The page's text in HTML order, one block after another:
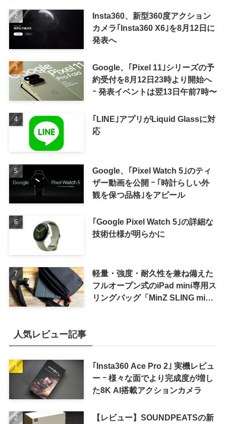
Insta360、新型360度アクション
カメラ｢Insta360 X6｣を8月12日に
発表へ
Google、｢Pixel 11｣シリーズの予
約受付を8月12日23時より開始へ
ｰ 発表イベントは翌13日午前7時〜
｢LINE｣アプリがLiquid Glassに対
応
Google、｢Pixel Watch 5｣のティ
ザー動画を公開 ｰ ｢時計らしい外
観を保つ品格｣をアピール
｢Google Pixel Watch 5｣の詳細な
技術仕様が明らかに
軽量・強度・耐久性を兼ね備えた
フルオープン式のiPad mini専用ス
リングバッグ「MinZ SLING mini
人気レビュー記事
｢Insta360 Ace Pro 2｣ 実機レビュ
ー ｰ 様々な面でより完成度が増し
た8K AI搭載アクションカメラ
【レビュー】SOUNDPEATSの新